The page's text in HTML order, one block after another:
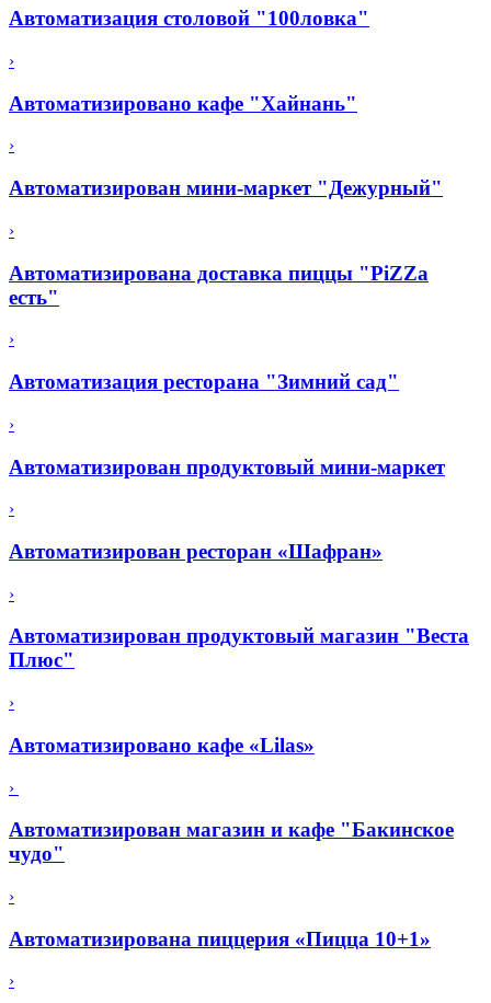
Автоматизация столовой "100ловка"
›
Автоматизировано кафе "Хайнань"
›
Автоматизирован мини-маркет "Дежурный"
›
Автоматизирована доставка пиццы "PiZZa
есть"
›
Автоматизация ресторана "Зимний сад"
›
Автоматизирован продуктовый мини-маркет
›
Автоматизирован ресторан «Шафран»
›
Автоматизирован продуктовый магазин "Веста
Плюс"
›
Автоматизировано кафе «Lilas»
›
Автоматизирован магазин и кафе "Бакинское
чудо"
›
Автоматизирована пиццерия «Пицца 10+1»
›